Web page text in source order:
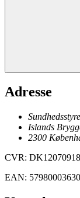
Adresse
Islands
2300
CVR: DK12070918
EAN: